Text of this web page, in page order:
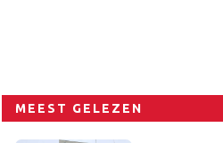
MEEST GELEZEN